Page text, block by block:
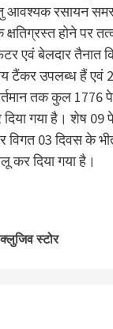
आवश्यक रसायन
होने पर
एवं बेलदार
टैंकर उपलब्ध हैं
तक कुल
गया है। शेष 09
विगत 03 दिवस के
कर दिया गया है।
स्टोर